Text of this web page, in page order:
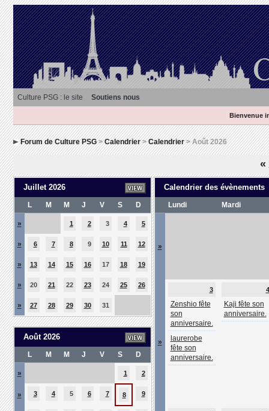
Culture PSG : le site Soutiens nous
Bienvenue
Forum de Culture PSG>Calendrier>Calendrier> Août 2026
«
Juillet 2026
L M M J V S D
» 1 2 3 4 5
» 6 7 8 9 10 11 12
» 13 14 15 16 17 18 19
» 20 21 22 23 24 25 26
» 27 28 29 30 31
Août 2026
L M M J V S D
» 1 2
» 3 4 5 6 7 8 9
Calendrier des évènements
Lundi Mardi
»
»
3
Zenshio fête
son
anniversaire.
laurerobe
fête son
anniversaire.
4
Kaji fête son
anniversaire.